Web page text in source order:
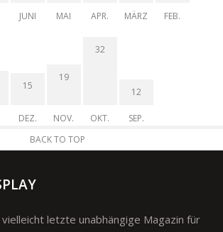
JUNI
MAI
APR.
MÄRZ
FEB.
15
DEZ.
19
NOV.
32
OKT.
12
SEP.
BACK TO TOP
vielleicht letzte unabhängige Magazin für